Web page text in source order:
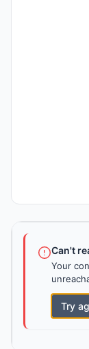
Can't
Your
Try